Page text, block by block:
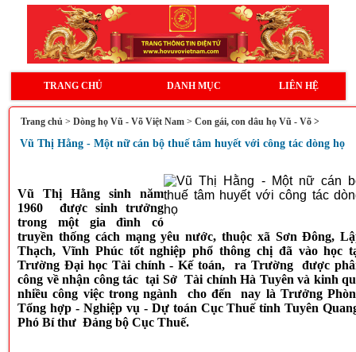
TRANG CHỦ DANH MỤC LIÊN HỆ
Trang chủ>Dòng họ Vũ - Võ Việt Nam >Con gái, con dâu họ Vũ - Võ >
Vũ Thị Hằng - Một nữ cán bộ thuế tâm huyết với công tác dòng họ
Vũ Thị Hằng sinh năm
1960 được sinh trưởng
trong một gia đình có
truyền thống cách mạng yêu nước, thuộc xã Sơn Đông,
Thạch, Vĩnh Phúc tốt nghiệp phổ thông chị đã vào học
Trường Đại học Tài chính - Kế toán, ra Trường được
công về nhận công tác tại Sở Tài chính Hà Tuyên và kinh
nhiều công việc trong ngành cho đến nay là Trưởng
Tổng hợp - Nghiệp vụ - Dự toán Cục Thuế tỉnh Tuyên
Phó Bí thư Đảng bộ Cục Thuế.